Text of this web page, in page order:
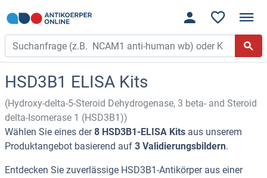
HSD3B1 ELISA Kits
(Hydroxy-delta-5-Steroid Dehydrogenase, 3 beta- and Steroid
delta-Isomerase 1 (HSD3B1))
Wählen Sie eines der8 HSD3B1-ELISA Kits aus unserem
Produktangebot basierend auf 3 Validierungsbildern.
Entdecken Sie zuverlässige HSD3B1-Antikörper aus einer